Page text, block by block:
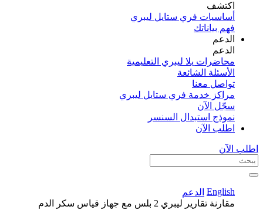
اكتشف​
أساسيات فري ستايل ليبري
فهم بياناتك
الدعم
الدعم
محاضرات يلا ليبري التعليمية
الأسئلة الشائعة
تواصل معنا
مراكز خدمة فري ستايل ليبري
سجّل الآن​
نموذج استبدال السنسر
اطلب الآن
اطلب الآن
English الدعم
مقارنة تقارير ليبري 2 بلس مع جهاز قياس سكر الدم